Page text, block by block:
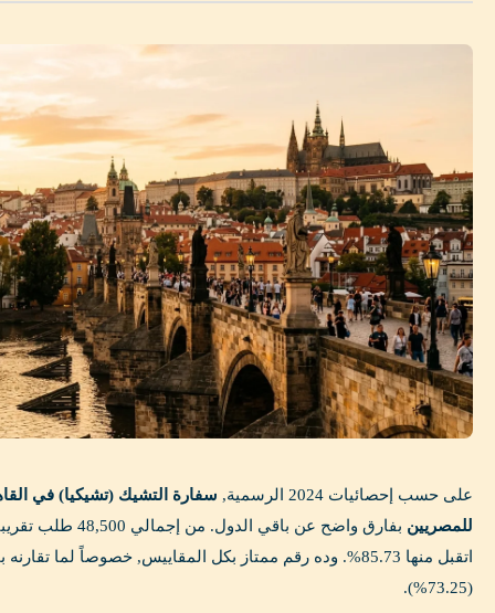
على حسب إحصائيات 2024 الرسمية,
سفارة التشيك (تشيكيا) في
للمصريين
بفارق واضح عن باقي
اتقبل منها 85.73%. وده رقم ممتاز بكل المقاييس, خصوصاً لما
(73.25%).